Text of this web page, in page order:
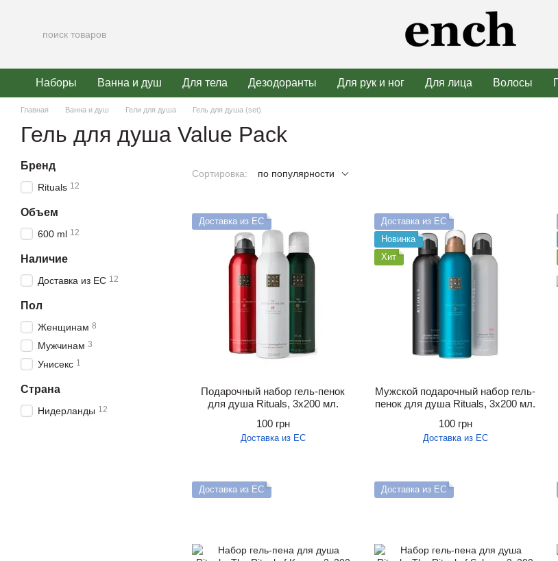
Наборы Ванна и душ Для тела Дезодоранты Для рук и ног Для лица Волосы
Главная Ванна и душ Гели для душа Гель для душа (set)
Гель для душа Value Pack
Сортировка: по популярности
Доставка из ЕС
Подарочный набор гель-пенок
для душа Rituals, 3х200 мл.
100 грн
Доставка из ЕС
Доставка из ЕС
Новинка
Хит
Мужской подарочный набор гель-
пенок для душа Rituals, 3х200 мл.
100 грн
Доставка из ЕС
Доставка из ЕС Доставка из ЕС
Бренд
Rituals 12
Объем
600 ml 12
Наличие
Доставка из ЕС 12
Пол
Женщинам 8
Мужчинам 3
Унисекс 1
Страна
Нидерланды 12